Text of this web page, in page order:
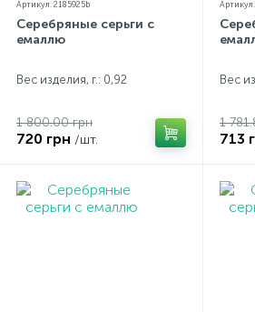
Артикул: 2185925b
Серебряные серьги с
емаллю
Вес изделия, г.: 0,92
1 800.00 грн
720 грн /шт.
Вес
1
713